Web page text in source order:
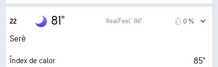
Índex UV màxim
Ràfegues
Humitat 68 %
22 81° RealFeel® 86° 0 %
Serè
Índex de calor 85°